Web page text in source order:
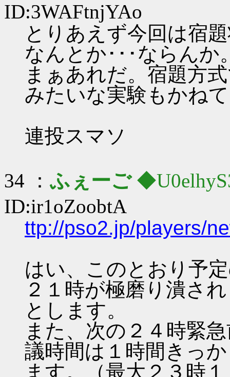
ID:3WAFtnjYAo
とりあえず今回は宿
なんとか･･･ならんか
まぁあれだ。宿題方
みたいな実験もかね
連投スマソ
34 ：ふぇーご
ID:ir1oZoobtA
ttp://pso2.jp/players/
はい、このとおり予
２１時が極磨り潰さ
とします。
また、次の２４時緊
議時間は１時間きっ
ます。（最大２３時